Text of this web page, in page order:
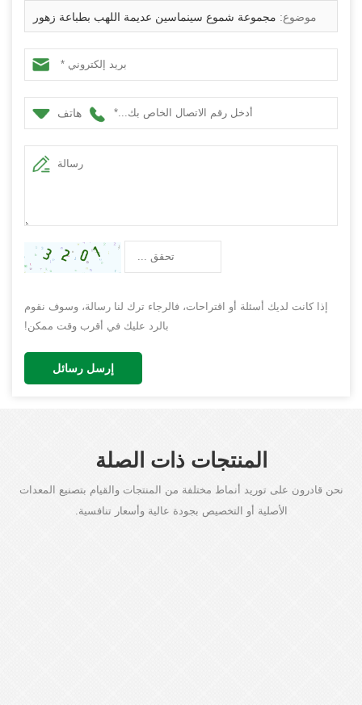
موضوع: مجموعة شموع سينماسين عديمة اللهب بطباعة زهور
غزال
هاتف
إذا كانت لديك أسئلة أو اقتراحات، فالرجاء ترك لنا رسالة، وسوف نقوم
بالرد عليك في أقرب وقت ممكن!
إرسل رسائل
المنتجات ذات الصلة
نحن قادرون على توريد أنماط مختلفة من المنتجات والقيام بتصنيع المعدات
الأصلية أو التخصيص بجودة عالية وأسعار تنافسية.